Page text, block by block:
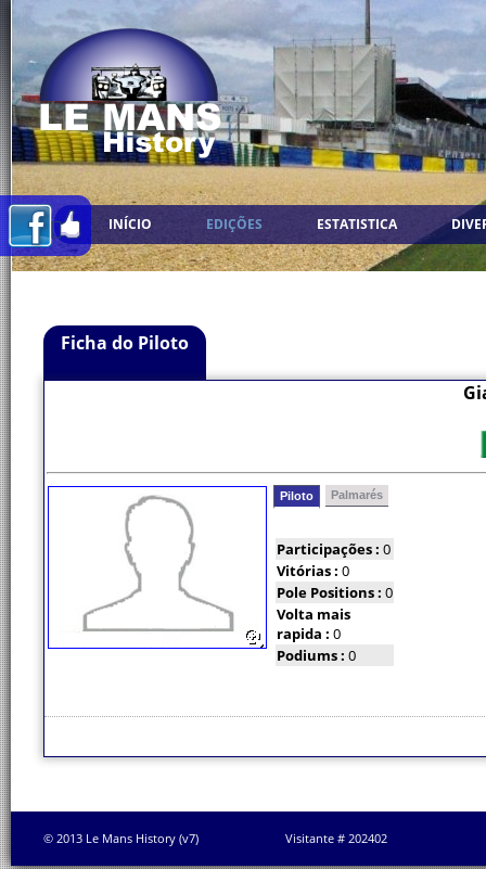
INÍCIO EDIÇÕES ESTATISTICA
Ficha do Piloto
Piloto Palmarés
Participações : 0
Vitórias : 0
Pole Positions : 0
Volta mais
rapida : 0
Podiums : 0
© 2013 Le Mans History (v7) Visitante # 202402